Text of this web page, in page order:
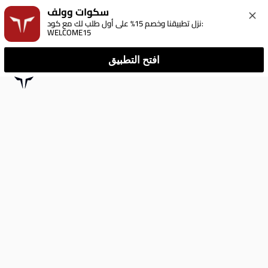
سكوات وولف
نزل تطبيقنا وخصم 15% على أول طلب لك مع كود:
WELCOME15
افتح التطبيق